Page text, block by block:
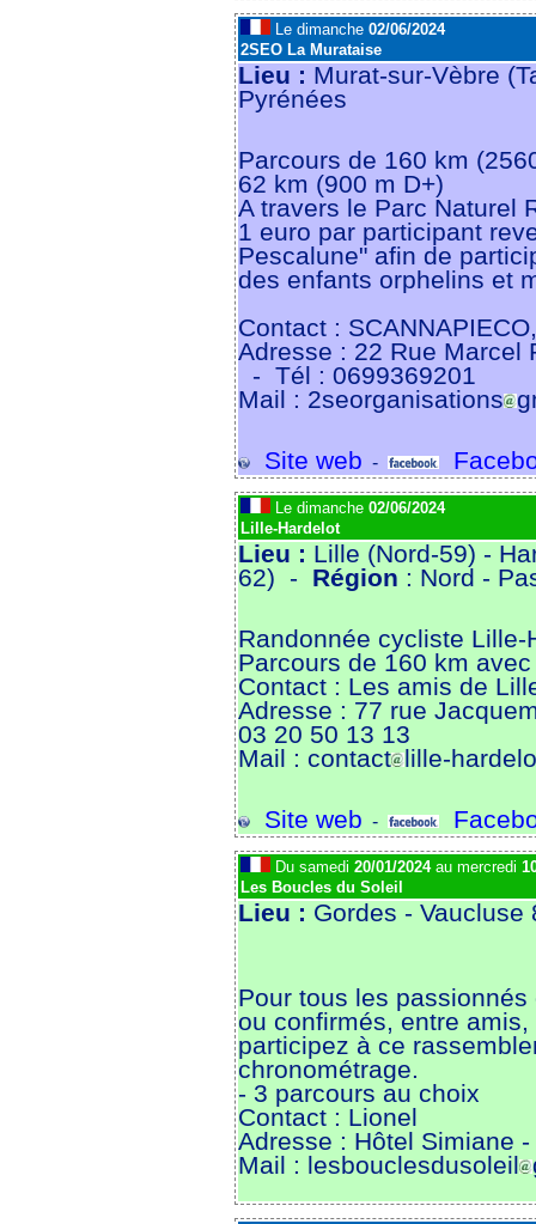
Le dimanche 02/06/2024
2SEO La Murataise
Lieu : Murat-sur-Vèbre
Pyrénées
Parcours de 160 km
62 km (900 m D+)
A travers le Parc Naturel
1 euro par participant
Pescalune" afin de
des enfants orphelins et
Contact :
Adresse : 22 Rue Marcel
- Tél : 0699369201
Mail : 2seorganisations
Site web -
Le dimanche 02/06/2024
Lille-Hardelot
Lieu : Lille (Nord-59) -
62) - Région : Nord -
Randonnée cycliste Lille-
Parcours de 160 km
Contact : Les amis de
Adresse : 77 rue
03 20 50 13 13
Mail : contact lille-
Site web -
Du samedi 20/01/2024au mercredi
Les Boucles du Soleil
Lieu : Gordes -
Pour tous les
ou confirmés, entre
participez à ce
chronométrage.
- 3 parcours au choix
Contact : Lionel
Adresse : Hôtel Simiane
Mail : lesbouclesdusoleil